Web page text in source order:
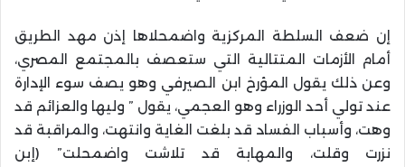
إن ضعف السلطة المركزية واضمحلاها إذن مهد الطريق
أمام الأزمات المتتالية التي ستعصف بالمجتمع المصري،
وعن ذلك يقول المؤرخ ابن الصيرفي وهو يصف سوء الإدارة
عند تولي أحد الوزراء وهو العجمي، يقول ” وليها والعزائم قد
وهت، وأسباب الفساد قد بلغت الغاية وانتهت، والمراقبة قد
نزرت وقلت، والمهابة قد تلاشت واضمحلت” (إبن